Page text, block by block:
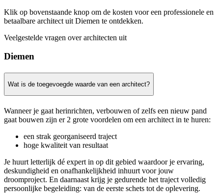
Klik op bovenstaande knop om de kosten voor een professionele en
betaalbare architect uit Diemen te ontdekken.
Veelgestelde vragen over architecten uit
Diemen
Wat is de toegevoegde waarde van een architect?
Wanneer je gaat herinrichten, verbouwen of zelfs een nieuw pand
gaat bouwen zijn er 2 grote voordelen om een architect in te huren:
een strak georganiseerd traject
hoge kwaliteit van resultaat
Je huurt letterlijk dé expert in op dit gebied waardoor je ervaring,
deskundigheid en onafhankelijkheid inhuurt voor jouw
droomproject. En daarnaast krijg je gedurende het traject volledig
persoonlijke begeleiding: van de eerste schets tot de oplevering.